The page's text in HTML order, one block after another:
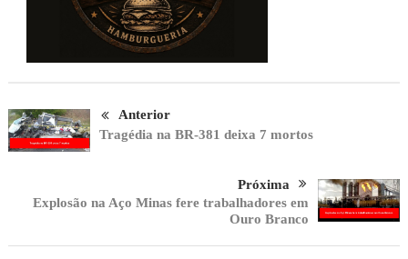
Anterior
Tragédia na BR-381 deixa 7 mortos
Próxima
Explosão na Aço Minas fere trabalhadores em
Ouro Branco